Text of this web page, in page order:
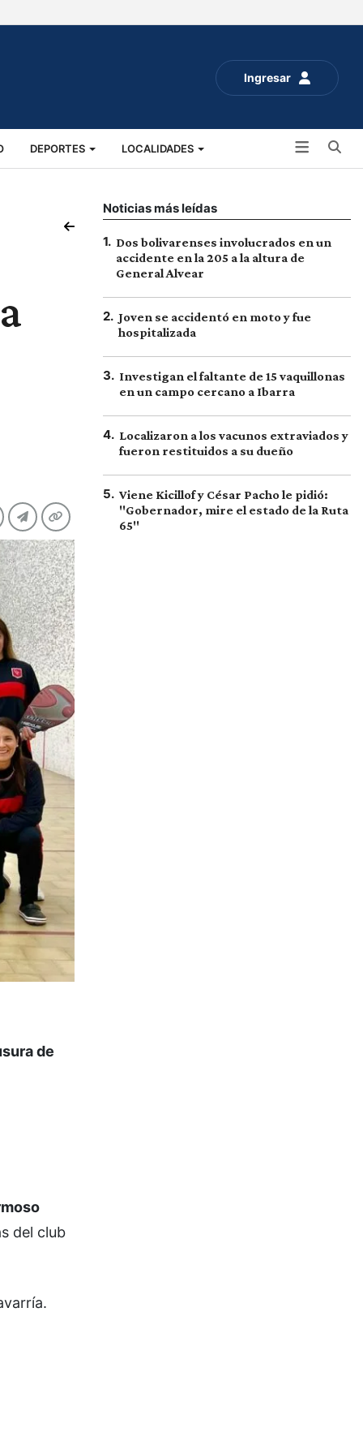
Ingresar
DEPORTES LOCALIDADES
de
del club
Noticias más leídas
1. Dos bolivarenses involucrados en un
accidente en la 205 a la altura de
General Alvear
2. Joven se accidentó en moto y fue
hospitalizada
3. Investigan el faltante de 15 vaquillonas
en un campo cercano a Ibarra
4. Localizaron a los vacunos extraviados y
fueron restituidos a su dueño
5. Viene Kicillof y César Pacho le pidió:
"Gobernador, mire el estado de la Ruta
65"